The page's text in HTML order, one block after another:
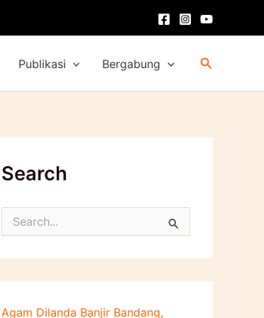
Publikasi Bergabung Cari
Search
a
u
t
Agam Dilanda Banjir Bandang,